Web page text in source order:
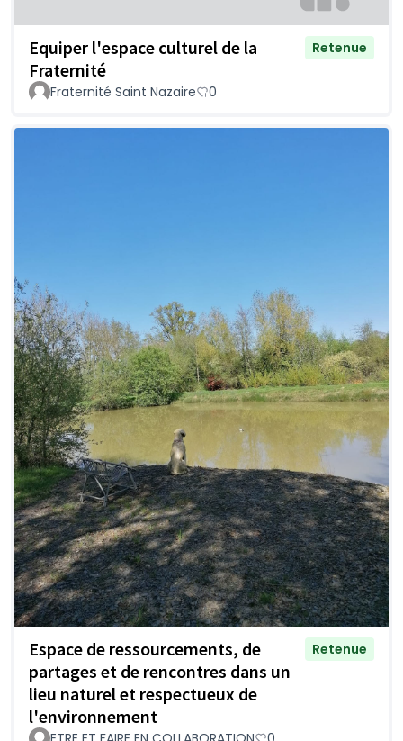
Equiper l'espace culturel de la
Fraternité
Retenue
Fraternité Saint Nazaire 0
Espace de ressourcements, de
partages et de rencontres dans un
lieu naturel et respectueux de
l'environnement
Retenue